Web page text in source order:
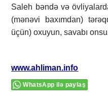
Saleh bəndə və
(mənəvi baxımdan)
üçün) oxuyun, savabı
www.ahliman.info
WhatsApp ilə paylaş